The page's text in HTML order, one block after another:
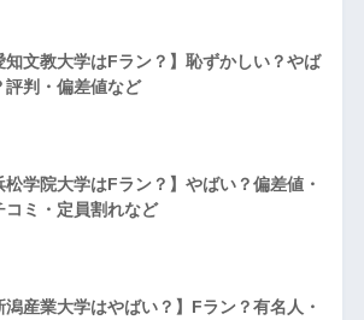
知文教大学はFラン？】恥ずかしい？やば
評判・偏差値など
松学院大学はFラン？】やばい？偏差値・
コミ・定員割れなど
潟産業大学はやばい？】Fラン？有名人・